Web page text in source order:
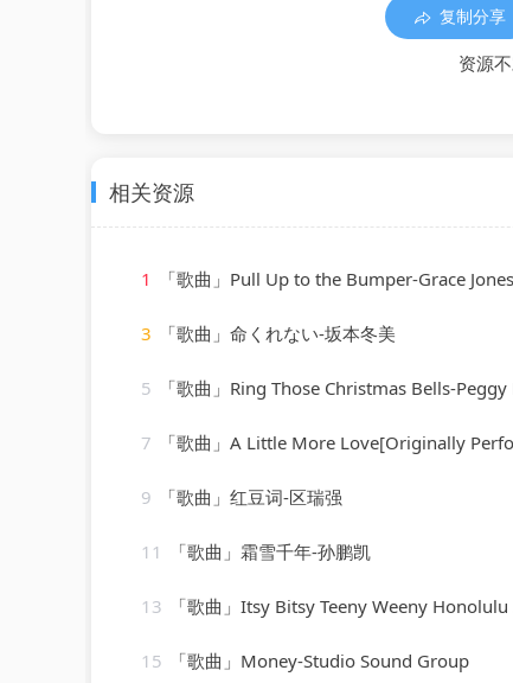
复制分享
资源
相关资源
1 「歌曲」Pull Up to the Bumper-Grace Jones、
3 「歌曲」命くれない-坂本冬美
5 「歌曲」Ring Those Christmas Bells-Peggy
7 「歌曲」A Little More Love[Originally Performed by Vince Gill]-
9 「歌曲」红豆词-区瑞强
11 「歌曲」霜雪千年-孙鹏凯
13 「歌曲」Itsy Bitsy Teeny Weeny Honolulu
15 「歌曲」Money-Studio Sound Group